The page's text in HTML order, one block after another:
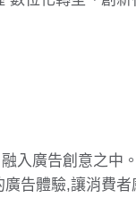
入廣告創意之中
告體驗,讓消費者